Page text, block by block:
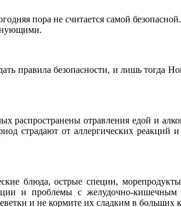
пора не считается самой
правила безопасности, и лишь тогда
распространены отравления едой и
страдают от аллергических реакций
блюда, острые специи,
и проблемы с желудочно-
и не кормите их сладким в больших